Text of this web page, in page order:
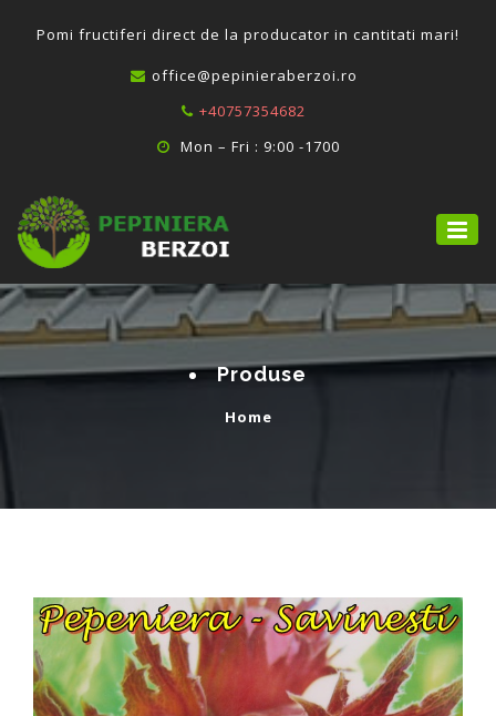
Pomi fructiferi direct de la producator in cantitati mari!
office@pepinieraberzoi.ro
+40757354682
Mon – Fri : 9:00 -1700
Produse
Home